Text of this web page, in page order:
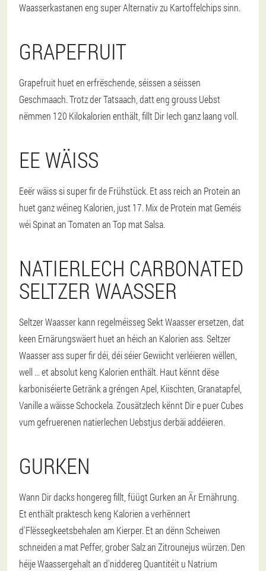
Waasserkastanen eng super Alternativ zu Kartoffelchips sinn.
GRAPEFRUIT
Grapefruit huet en erfrëschende, séissen a séissen
Geschmaach. Trotz der Tatsaach, datt eng grouss Uebst
nëmmen 120 Kilokalorien enthält, fillt Dir Iech ganz laang voll.
EE WÄISS
Eeër wäiss si super fir de Frühstück. Et ass reich an Protein an
huet ganz wéineg Kalorien, just 17. Mix de Protein mat Geméis
wéi Spinat an Tomaten an Top mat Salsa.
NATIERLECH CARBONATED
SELTZER WAASSER
Seltzer Waasser kann regelméisseg Sekt Waasser ersetzen, dat
keen Ernärungswäert huet an héich an Kalorien ass. Seltzer
Waasser ass super fir déi, déi séier Gewiicht verléieren wëllen,
well ... et absolut keng Kalorien enthält. Haut kënnt dëse
karboniséierte Getränk a gréngen Apel, Kiischten, Granatapfel,
Vanille a wäisse Schockela. Zousätzlech kënnt Dir e puer Cubes
vum gefruerenen natierlechen Uebstjus derbäi addéieren.
GURKEN
Wann Dir dacks hongereg fillt, füügt Gurken an Är Ernährung.
Et enthält praktesch keng Kalorien a verhënnert
d'Flëssegkeetsbehalen am Kierper. Et an dënn Scheiwen
schneiden a mat Peffer, grober Salz an Zitrounejus würzen. Den
héije Waassergehalt an d'niddereg Quantitéit u Natrium